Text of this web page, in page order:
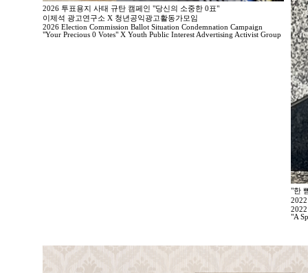
2026 투표용지 사태 규탄 캠페인 "당신의 소중한 0표"
이제석 광고연구소 X 청년공익광고활동가모임
2026 Election Commission Ballot Situation Condemnation Campaign
"Your Precious 0 Votes" X Youth Public Interest Advertising Activist Group
"한
"A